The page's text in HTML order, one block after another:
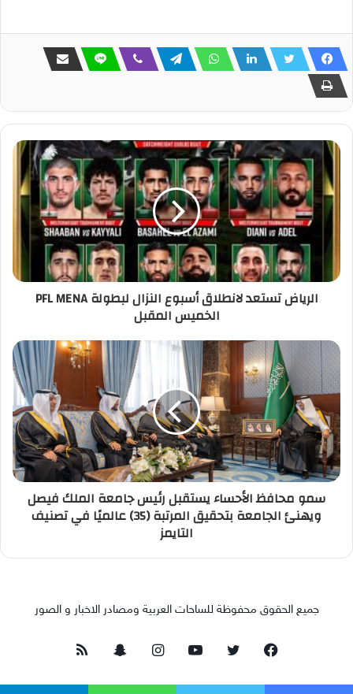
الرياض تستعد لانطلاق أسبوع النزال لبطولة PFL MENA
الخميس المقبل
سمو محافظ الأحساء يستقبل رئيس جامعة الملك فيصل
ويهنئ الجامعة بتحقيق المرتبة (35) عالميًا في تصنيف
التايمز
جميع الحقوق محفوظة للساحات العربية ومصادر الاخبار و الصور
فيسبوك تويتر يوتيوبانستقرامسناب
تشات
ملخص
الموقع